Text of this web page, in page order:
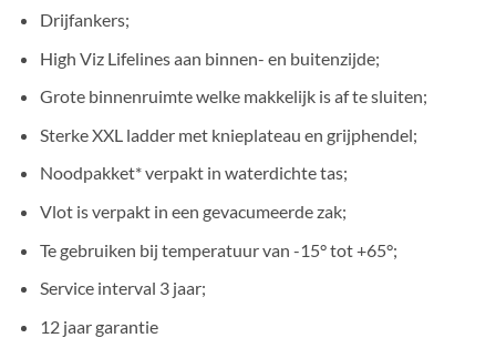
Drijfankers;
High Viz Lifelines aan binnen- en buitenzijde;
Grote binnenruimte welke makkelijk is af te sluiten;
Sterke XXL ladder met knieplateau en grijphendel;
Noodpakket* verpakt in waterdichte tas;
Vlot is verpakt in een gevacumeerde zak;
Te gebruiken bij temperatuur van -15° tot +65°;
Service interval 3 jaar;
12 jaar garantie